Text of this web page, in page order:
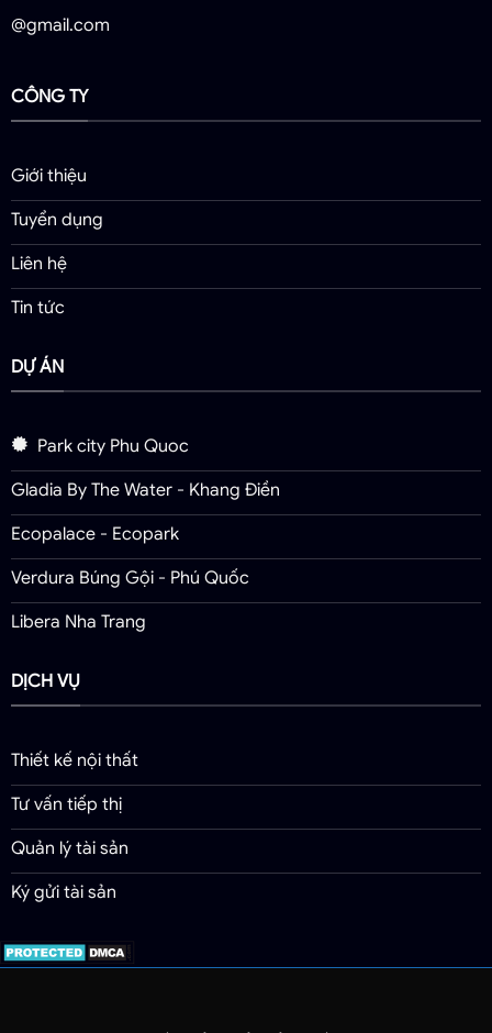
@gmail.com
CÔNG TY
Giới thiệu
Tuyển dụng
Liên hệ
Tin tức
DỰ ÁN
Park city Phu Quoc
Gladia By The Water - Khang Điền
Ecopalace - Ecopark
Verdura Búng Gội - Phú Quốc
Libera Nha Trang
DỊCH VỤ
Thiết kế nội thất
Tư vấn tiếp thị
Quản lý tài sản
Ký gửi tài sản